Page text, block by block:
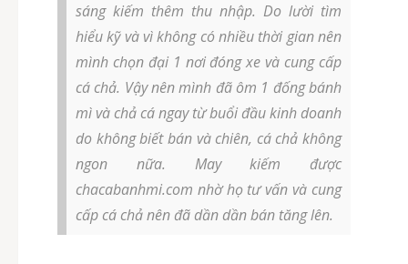
sáng kiếm thêm thu nhập. Do lười tìm
hiểu kỹ và vì không có nhiều thời gian nên
mình chọn đại 1 nơi đóng xe và cung cấp
cá chả. Vậy nên mình đã ôm 1 đống bánh
mì và chả cá ngay từ buổi đầu kinh doanh
do không biết bán và chiên, cá chả không
ngon nữa. May kiếm được
chacabanhmi.com nhờ họ tư vấn và cung
cấp cá chả nên đã dần dần bán tăng lên.